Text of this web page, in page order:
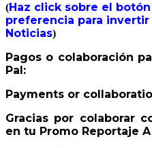
(Haz click sobre el
preferencia para invertir
Noticias)
Pagos o colaboración
Pal:
Payments or
Gracias por colaborar
en tu Promo Reportaje